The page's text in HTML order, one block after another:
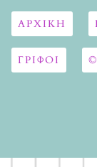
ΑΡΧΙΚΉ
ΓΡΙΦΟΙ